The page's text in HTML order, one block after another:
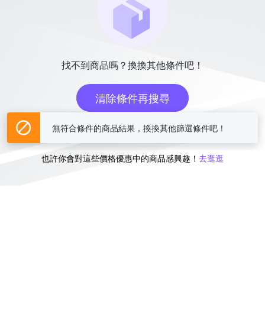
找不到商品嗎？換換其他條件吧！
清除條件再搜尋
或
也許你會對這些價格優惠中的商品感興趣！ 去逛逛
無符合條件的商品結果，換換其他篩選條件吧！